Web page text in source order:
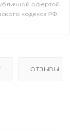
офертой
кодекса РФ.
ОТЗЫВЫ